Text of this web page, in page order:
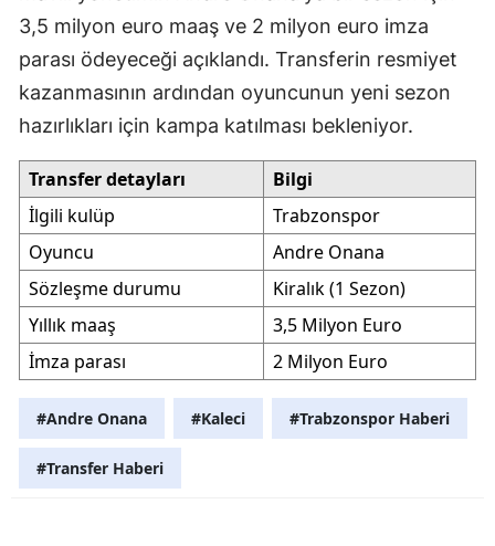
3,5 milyon euro maaş ve 2 milyon euro imza
parası ödeyeceği açıklandı. Transferin resmiyet
kazanmasının ardından oyuncunun yeni sezon
hazırlıkları için kampa katılması bekleniyor.
Transfer detayları
Bilgi
İlgili kulüp
Trabzonspor
Oyuncu
Andre Onana
Sözleşme durumu
Kiralık (1 Sezon)
Yıllık maaş
3,5 Milyon Euro
İmza parası
2 Milyon Euro
#Andre Onana #Kaleci #Trabzonspor Haberi
#Transfer Haberi